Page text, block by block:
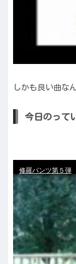
しかも良い曲な
今日のって